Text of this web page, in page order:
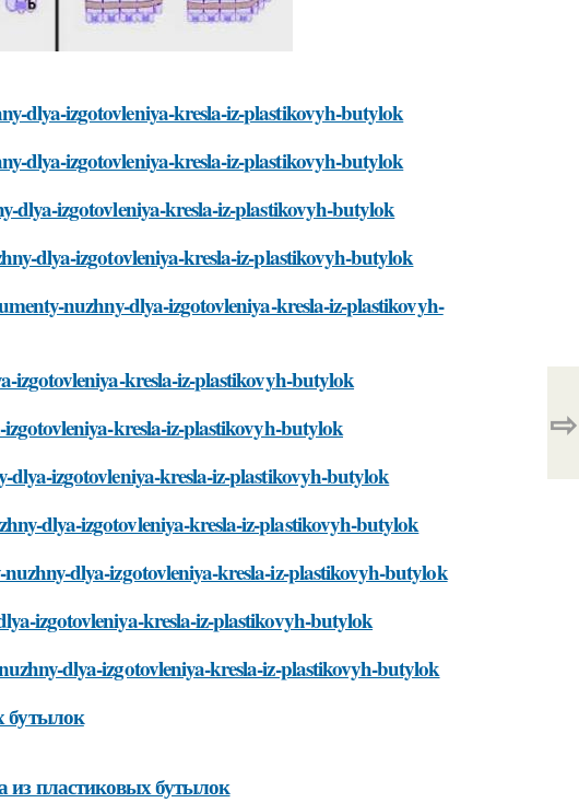
dlya-izgotovleniya-kresla-iz-plastikovyh-butylok
dlya-izgotovleniya-kresla-iz-plastikovyh-butylok
dlya-izgotovleniya-kresla-iz-plastikovyh-butylok
dlya-izgotovleniya-kresla-iz-plastikovyh-butylok
nuzhny-dlya-izgotovleniya-kresla-iz-plastikovyh-
izgotovleniya-kresla-iz-plastikovyh-butylok
kresla-iz-plastikovyh-butylok
izgotovleniya-kresla-iz-plastikovyh-butylok
dlya-izgotovleniya-kresla-iz-plastikovyh-butylok
dlya-izgotovleniya-kresla-iz-plastikovyh-butylok
izgotovleniya-kresla-iz-plastikovyh-butylok
dlya-izgotovleniya-kresla-iz-plastikovyh-butylok
бутылок
из пластиковых бутылок
⇨